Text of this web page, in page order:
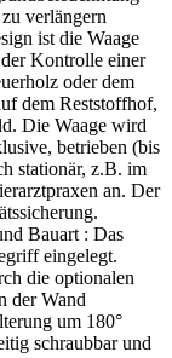
verlängern
ist die Waage
Kontrolle einer
oder dem
dem Reststoffhof,
Die Waage wird
betrieben (bis
stationär, z.B. im
an. Der
Bauart : Das
eingelegt.
die optionalen
der Wand
um 180°
schraubbar und